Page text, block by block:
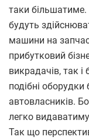
таки
будуть
машини на
прибутковий
викрадачів, так
подібні оборудки
автовласників.
легко
Так що